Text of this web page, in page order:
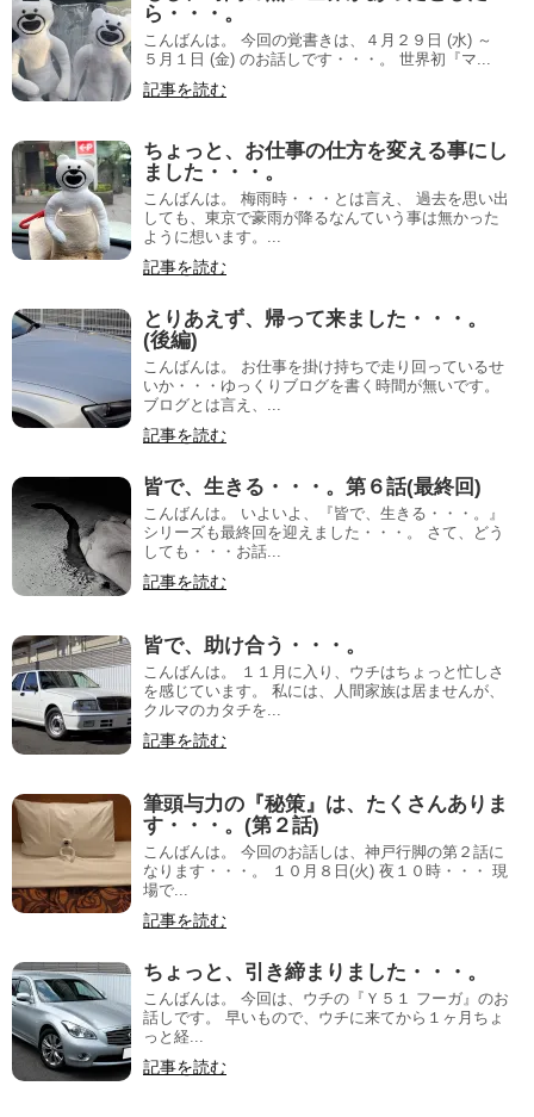
ら・・・。
こんばんは。 今回の覚書きは、４月２９日 (水) ～
５月１日 (金) のお話しです・・・。 世界初『マ...
記事を読む
ちょっと、お仕事の仕方を変える事にし
ました・・・。
こんばんは。 梅雨時・・・とは言え、 過去を思い出
しても、東京で豪雨が降るなんていう事は無かった
ように想います。...
記事を読む
とりあえず、帰って来ました・・・。
(後編)
こんばんは。 お仕事を掛け持ちで走り回っているせ
いか・・・ゆっくりブログを書く時間が無いです。
ブログとは言え、...
記事を読む
皆で、生きる・・・。第６話(最終回)
こんばんは。 いよいよ、『皆で、生きる・・・。』
シリーズも最終回を迎えました・・・。 さて、どう
しても・・・お話...
記事を読む
皆で、助け合う・・・。
こんばんは。 １１月に入り、ウチはちょっと忙しさ
を感じています。 私には、人間家族は居ませんが、
クルマのカタチを...
記事を読む
筆頭与力の『秘策』は、たくさんありま
す・・・。(第２話)
こんばんは。 今回のお話しは、神戸行脚の第２話に
なります・・・。 １０月８日(火) 夜１０時・・・ 現
場で...
記事を読む
ちょっと、引き締まりました・・・。
こんばんは。 今回は、ウチの『Ｙ５１ フーガ』のお
話しです。 早いもので、ウチに来てから１ヶ月ちょ
っと経...
記事を読む